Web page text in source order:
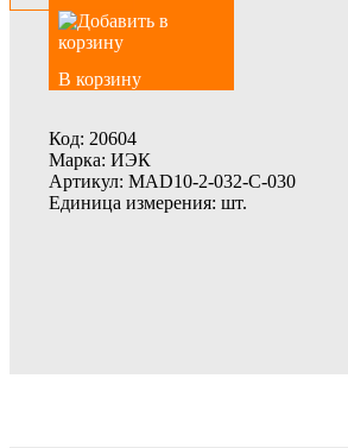
В корзину
Код: 20604
Марка: ИЭК
Артикул: MAD10-2-032-C-030
Единица измерения: шт.